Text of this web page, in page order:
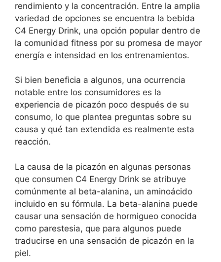
rendimiento y la concentración. Entre la amplia
variedad de opciones se encuentra la bebida
C4 Energy Drink, una opción popular dentro de
la comunidad fitness por su promesa de mayor
energía e intensidad en los entrenamientos.
Si bien beneficia a algunos, una ocurrencia
notable entre los consumidores es la
experiencia de picazón poco después de su
consumo, lo que plantea preguntas sobre su
causa y qué tan extendida es realmente esta
reacción.
La causa de la picazón en algunas personas
que consumen C4 Energy Drink se atribuye
comúnmente al beta-alanina, un aminoácido
incluido en su fórmula. La beta-alanina puede
causar una sensación de hormigueo conocida
como parestesia, que para algunos puede
traducirse en una sensación de picazón en la
piel.